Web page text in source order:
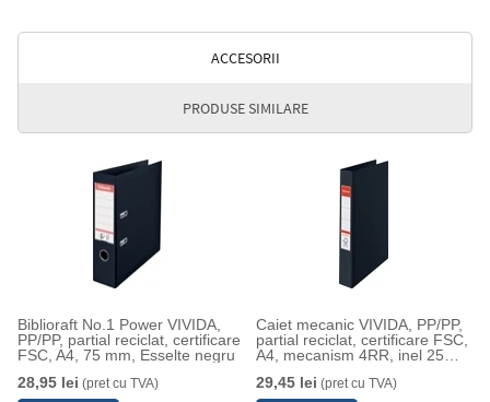
ACCESORII
PRODUSE SIMILARE
Biblioraft No.1 Power VIVIDA,
PP/PP, partial reciclat, certificare
FSC, A4, 75 mm, Esselte negru
28,95 lei (pret cu TVA)
Caiet mecanic VIVIDA, PP/PP,
partial reciclat, certificare FSC,
A4, mecanism 4RR, inel 25
29,45 lei (pret cu TVA)